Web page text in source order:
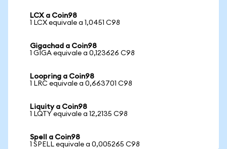
LCX a Coin98
1 LCX equivale a 1,0451 C98
Gigachad a Coin98
1 GIGA equivale a 0,123626 C98
Loopring a Coin98
1 LRC equivale a 0,663701 C98
Liquity a Coin98
1 LQTY equivale a 12,2135 C98
Spell a Coin98
1 SPELL equivale a 0,005265 C98